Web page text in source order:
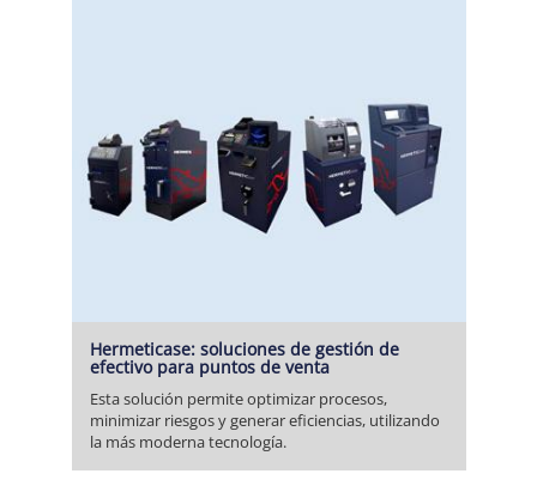
Hermeticase: soluciones de gestión de
efectivo para puntos de venta
Esta solución permite optimizar procesos,
minimizar riesgos y generar eficiencias, utilizando
la más moderna tecnología.